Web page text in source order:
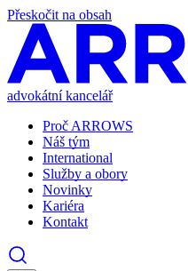
Přeskočit na obsah
advokátní kancelář
Proč ARROWS
Náš tým
International
Služby a obory
Novinky
Kariéra
Kontakt